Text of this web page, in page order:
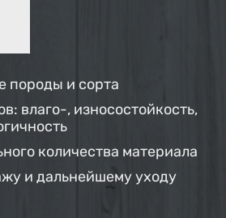
породы и сорта
влаго-, износостойкость,
количества материала
и дальнейшему уходу